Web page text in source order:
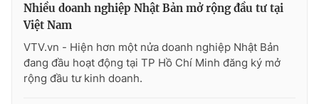
Nhiều doanh nghiệp Nhật Bản mở rộng đầu tư tại
Việt Nam
VTV.vn - Hiện hơn một nửa doanh nghiệp Nhật Bản
đang đầu hoạt động tại TP Hồ Chí Minh đăng ký mở
rộng đầu tư kinh doanh.